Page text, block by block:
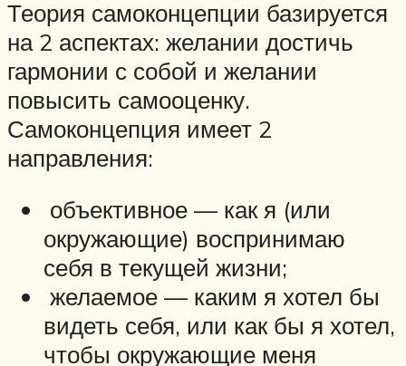
Теория самоконцепции базируется
на 2 аспектах: желании достичь
гармонии с собой и желании
повысить самооценку.
Самоконцепция имеет 2
направления:
объективное — как я (или
окружающие) воспринимаю
себя в текущей жизни;
желаемое — каким я хотел бы
видеть себя, или как бы я хотел,
чтобы окружающие меня